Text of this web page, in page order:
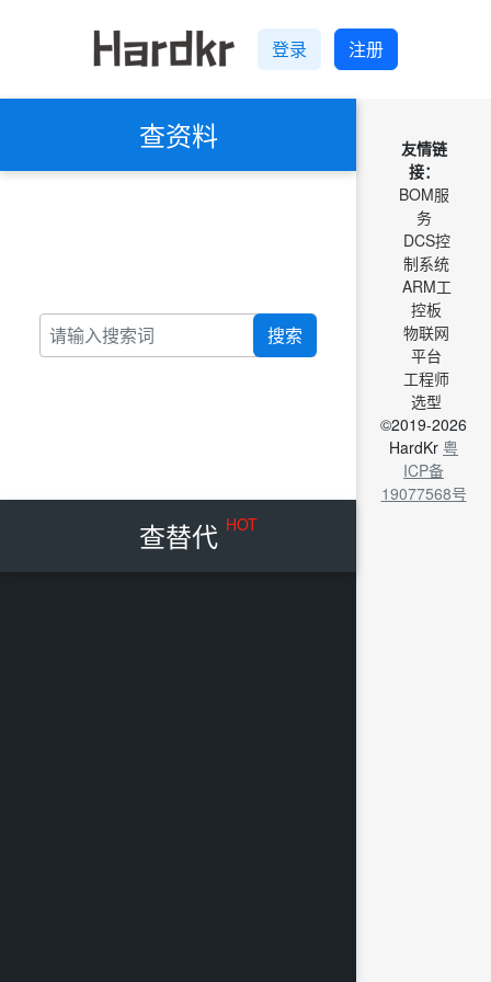
登录 注册
查资料
搜索
查替代 HOT
友情链
接：
BOM服
务
DCS控
制系统
ARM工
控板
物联网
平台
工程师
选型
©2019-2026
HardKr 粤
ICP备
19077568号